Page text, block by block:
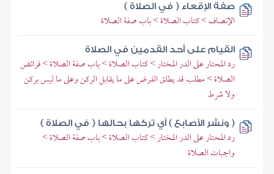
صفة الإقعاء ( في الصلاة )
الإنصاف > كتاب الصلاة > باب صفة الصلاة
القيام على أحد القدمين في الصلاة
رد المحتار على الدر المختار > كتاب الصلاة > باب صفة الصلاة > فرائض
الصلاة > مطلب قد يطلق الفرض على ما يقابل الركن وعلى ما ليس بركن
ولا شرط
( ونشر الأصابع ) أي تركها بحالها ( في الصلاة )
رد المحتار على الدر المختار > كتاب الصلاة > باب صفة الصلاة >
واجبات الصلاة